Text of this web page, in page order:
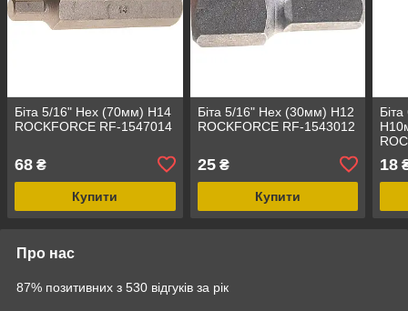
Біта 5/16" Hex (70мм) H14
ROCKFORCE RF-1547014
68 ₴
Купити
Біта 5/16" Hex (30мм) H12
ROCKFORCE RF-1543012
25₴
Купити
18
Про нас
87% позитивних з 530 відгуків за рік